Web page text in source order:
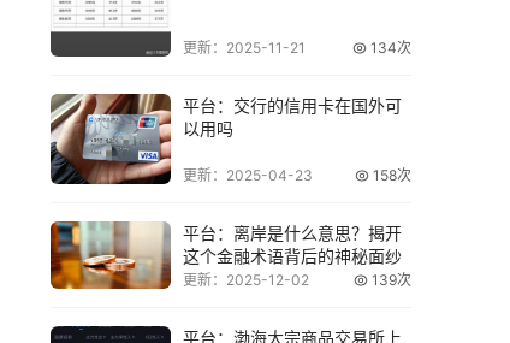
更新：2025-11-21 134次
平台：交行的信用卡在国外可
以用吗
更新：2025-04-23 158次
平台：离岸是什么意思？揭开
这个金融术语背后的神秘面纱
更新：2025-12-02 139次
平台：渤海大宗商品交易所上